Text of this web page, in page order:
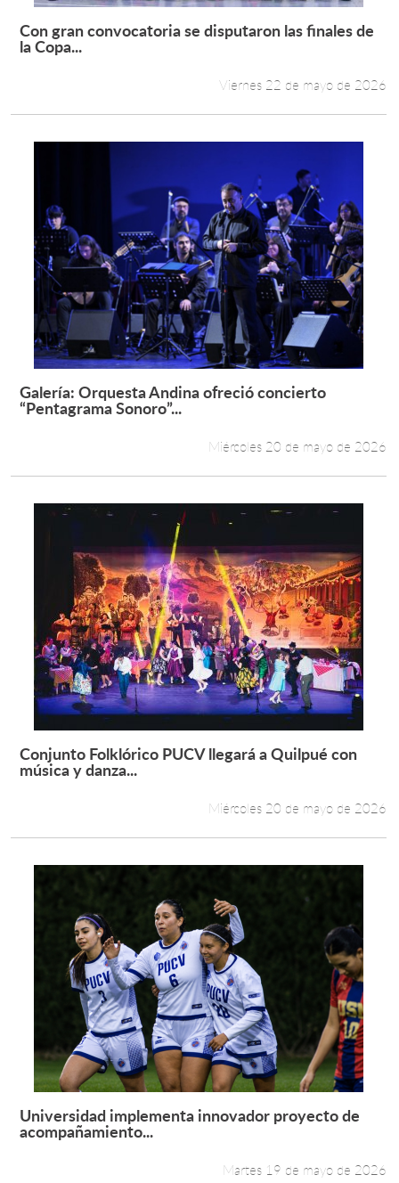
Leer más +
Con gran convocatoria se disputaron las finales de
la Copa...
Viernes 22 de mayo de 2026
Leer más +
Galería: Orquesta Andina ofreció concierto
“Pentagrama Sonoro”...
Miércoles 20 de mayo de 2026
Leer más +
Conjunto Folklórico PUCV llegará a Quilpué con
música y danza...
Miércoles 20 de mayo de 2026
Leer más +
Universidad implementa innovador proyecto de
acompañamiento...
Martes 19 de mayo de 2026